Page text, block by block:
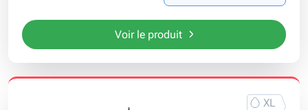
Voir le produit
XL